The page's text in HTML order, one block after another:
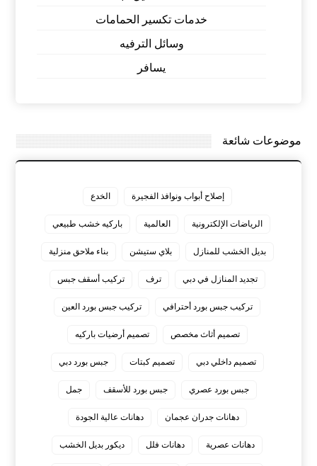
خدمات تكسير الحمامات
وسائل الترفيه
يسافر
موضوعات شائعة
إصلاح أبواب ونوافذ الفجيرة الخدع
الرياضات الإلكترونية العالمية باركيه خشب طبيعي
بديل الخشب للمنازل بلاي ستيشن بناء ملاحق منزلية
تجديد المنازل في دبي ترف تركيب أسقف جبس
تركيب جبس بورد أحترافي تركيب جبس بورد العين
تصميم أثاث مخصص تصميم أرضيات باركيه
تصميم داخلي دبي تصميم كبتات جبس بورد دبي
جبس بورد عصري جبس بورد للأسقف جمل
دهانات جدران عجمان دهانات عالية الجودة
دهانات عصرية دهانات فلل ديكور بديل الخشب